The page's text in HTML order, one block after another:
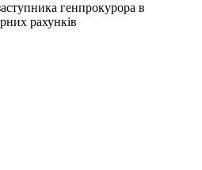
генпрокурора в
рахунків